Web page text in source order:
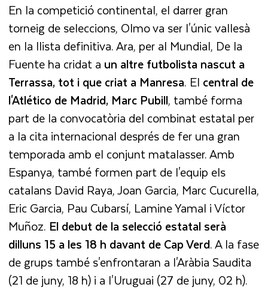
En la competició continental, el darrer gran
torneig de seleccions, Olmo va ser l'únic vallesà
en la llista definitiva. Ara, per al Mundial, De la
Fuente ha cridat a un altre futbolista nascut a
Terrassa, tot i que criat a Manresa. El central de
l'Atlético de Madrid, Marc Pubill, també forma
part de la convocatòria del combinat estatal per
a la cita internacional després de fer una gran
temporada amb el conjunt matalasser. Amb
Espanya, també formen part de l'equip els
catalans David Raya, Joan Garcia, Marc Cucurella,
Eric Garcia, Pau Cubarsí, Lamine Yamal i Víctor
Muñoz. El debut de la selecció estatal serà
dilluns 15 a les 18 h davant de Cap Verd. A la fase
de grups també s'enfrontaran a l'Aràbia Saudita
(21 de juny, 18 h) i a l'Uruguai (27 de juny, 02 h).